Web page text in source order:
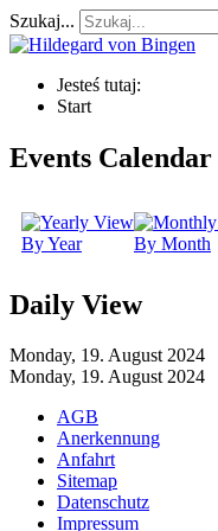
Szukaj...
Jesteś tutaj:
Start
Events Calendar
By Year By Month
Daily View
Monday, 19. August 2024
Monday, 19. August 2024
AGB
Anerkennung
Anfahrt
Sitemap
Datenschutz
Impressum